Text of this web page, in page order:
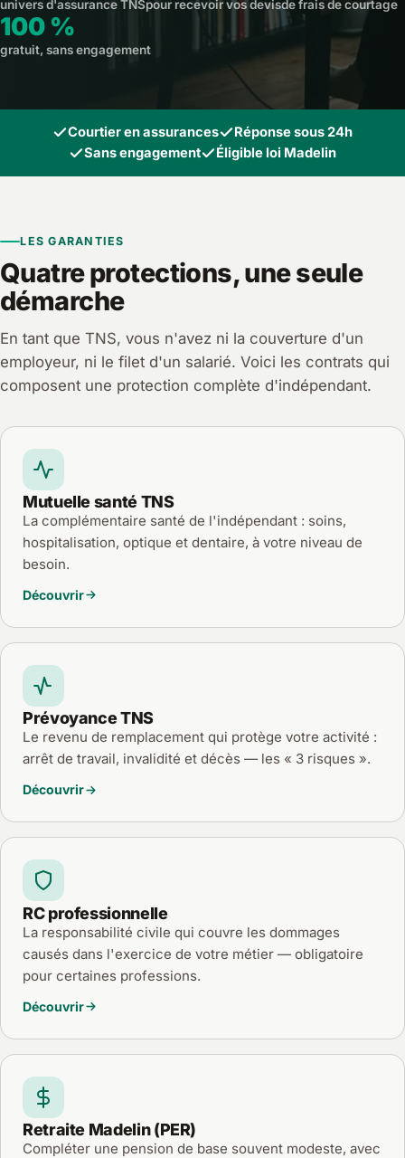
univers d'assurance TNSpour recevoir vos devisde frais de courtage
100 %
gratuit, sans engagement
Courtier en assurances
Réponse sous 24h
Sans engagement
Éligible loi Madelin
LES GARANTIES
Quatre protections, une seule
démarche
En tant que TNS, vous n'avez ni la couverture d'un
employeur, ni le filet d'un salarié. Voici les contrats qui
composent une protection complète d'indépendant.
Mutuelle santé TNS
La complémentaire santé de l'indépendant : soins,
hospitalisation, optique et dentaire, à votre niveau de
besoin.
Découvrir
Prévoyance TNS
Le revenu de remplacement qui protège votre activité :
arrêt de travail, invalidité et décès — les « 3 risques ».
Découvrir
RC professionnelle
La responsabilité civile qui couvre les dommages
causés dans l'exercice de votre métier — obligatoire
pour certaines professions.
Découvrir
Retraite Madelin (PER)
Compléter une pension de base souvent modeste, avec